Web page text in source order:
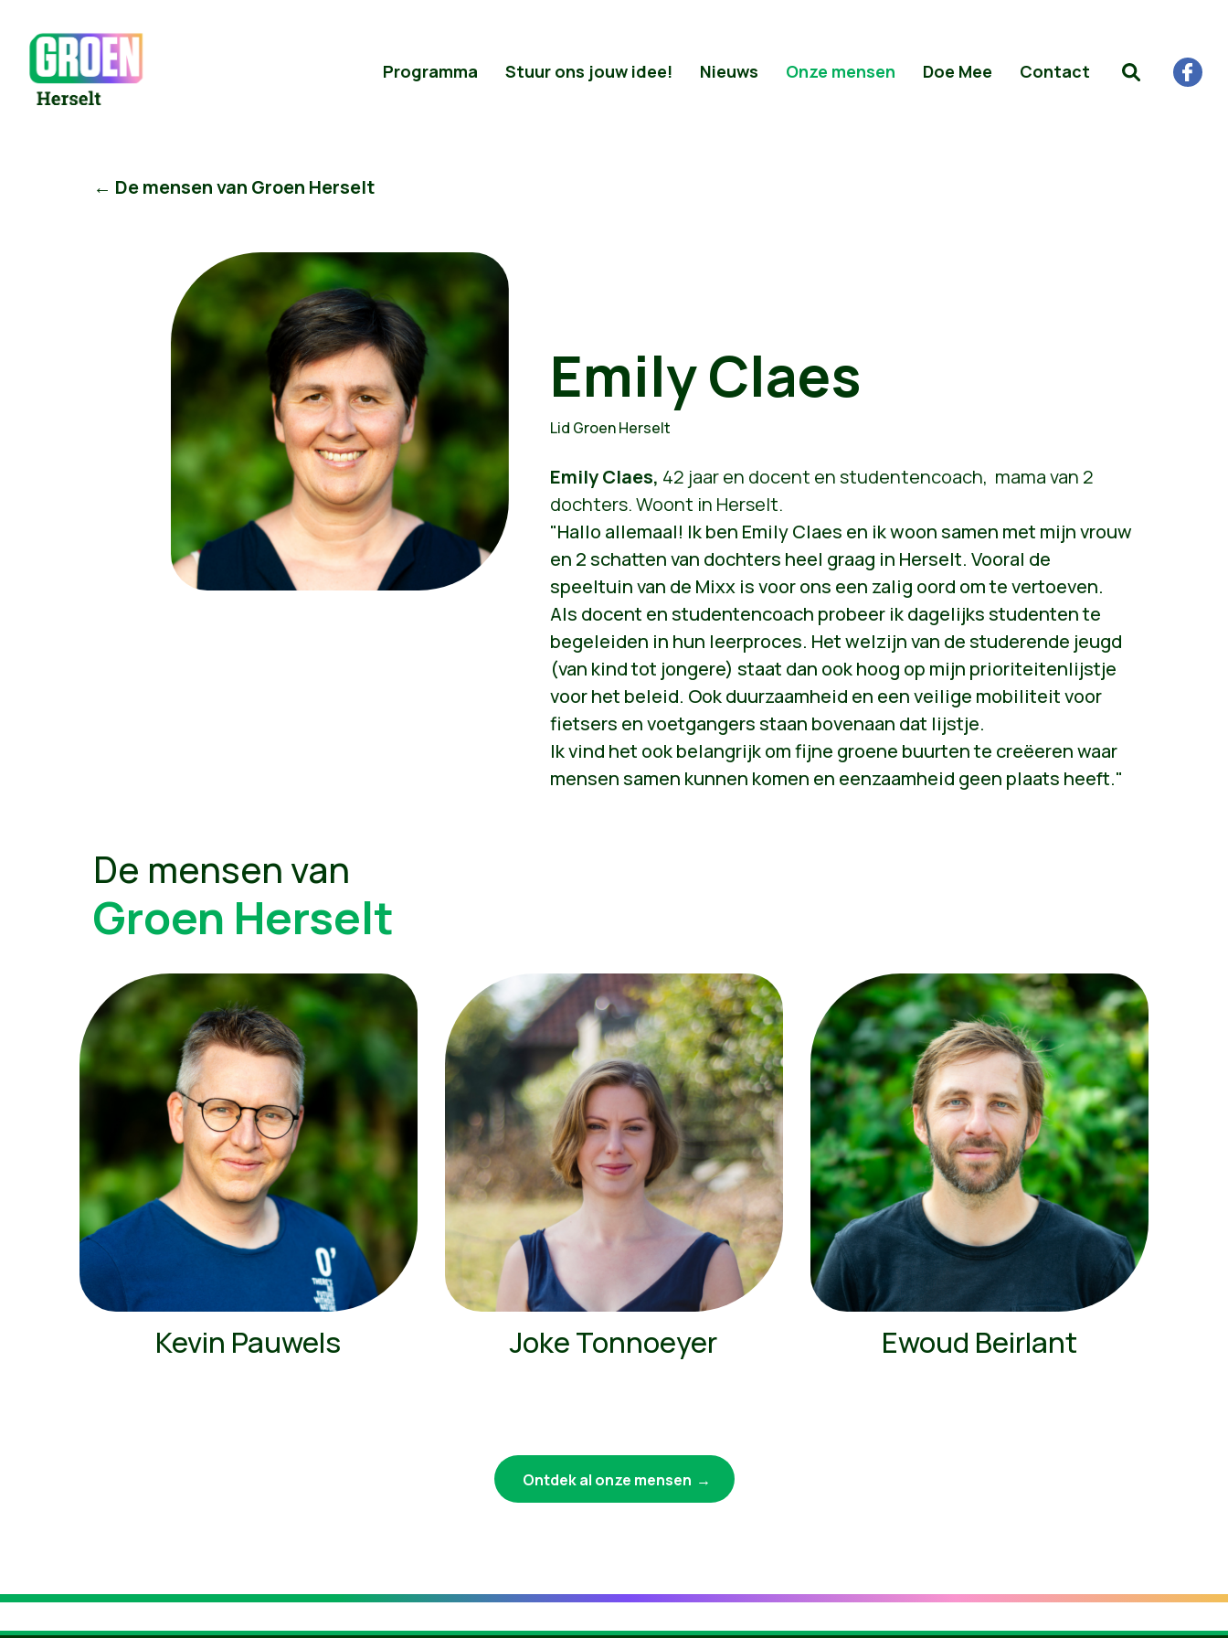
Programma Stuur ons jouw idee! Nieuws Onze mensen Doe Mee Contact
← De mensen van Groen Herselt
Emily Claes
Lid Groen Herselt
Emily Claes, 42 jaar en docent en studentencoach, mama van 2
dochters. Woont in Herselt.
"Hallo allemaal! Ik ben Emily Claes en ik woon samen met mijn vrouw
en 2 schatten van dochters heel graag in Herselt. Vooral de
speeltuin van de Mixx is voor ons een zalig oord om te vertoeven.
Als docent en studentencoach probeer ik dagelijks studenten te
begeleiden in hun leerproces. Het welzijn van de studerende jeugd
(van kind tot jongere) staat dan ook hoog op mijn prioriteitenlijstje
voor het beleid. Ook duurzaamheid en een veilige mobiliteit voor
fietsers en voetgangers staan bovenaan dat lijstje.
Ik vind het ook belangrijk om fijne groene buurten te creëeren waar
mensen samen kunnen komen en eenzaamheid geen plaats heeft."
De mensen van
Groen Herselt
Kevin Pauwels Joke Tonnoeyer Ewoud Beirlant
Ontdek al onze mensen